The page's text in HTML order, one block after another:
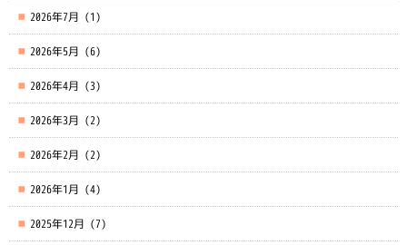
2026年7月 (1)
2026年5月 (6)
2026年4月 (3)
2026年3月 (2)
2026年2月 (2)
2026年1月 (4)
2025年12月 (7)